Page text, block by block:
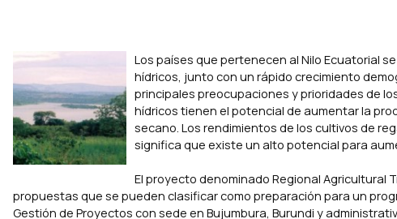
Los países que pertenecen al Nilo Ecuatorial
hídricos, junto con un rápido crecimiento
principales preocupaciones y prioridades de
hídricos tienen el potencial de aumentar la
secano. Los rendimientos de los cultivos de
significa que existe un alto potencial para
El proyecto denominado Regional Agricultural
propuestas que se pueden clasificar como preparación para un
Gestión de Proyectos con sede en Bujumbura, Burundi y